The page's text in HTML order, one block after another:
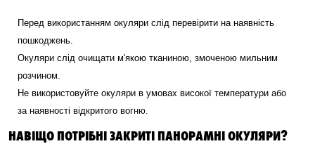
Перед використанням окуляри слід перевірити на наявність
пошкоджень.
Окуляри слід очищати м'якою тканиною, змоченою мильним
розчином.
Не використовуйте окуляри в умовах високої температури або
за наявності відкритого вогню.
НАВІЩО ПОТРІБНІ ЗАКРИТІ ПАНОРАМНІ ОКУЛЯРИ?